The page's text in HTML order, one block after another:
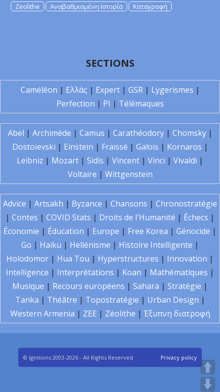
Zeolithe
Αναβαθμισμένη Ιστορία Καταγραφή
SECTIONS
Caméléon | Ελλάς | Expert| GSR| Lygerismes |
Perfection | PI | Télémaques
Abel | Archimède | Camus | Carathéodory| Chomsky|
Dostoïevski | Einstein | Fraïssé | Galois | Kornaros |
Leibniz | Mozart | Sidis | Vincent | Vinci | Vivaldi |
Voltaire | Wittgenstein
Advice | Artsakh | Byzance | Chansons | Chronostratégie
| Contes | COVID Stats | Droits de l'Humanité | Échecs |
Économie | Éducation | Europe | Free Korea | Génocide |
Go | Haïku | Hellénisme | Histoire Intelligente |
Holodomor | Hua Tou | Hyperstructures | Innovation |
Intelligence | Interprétations | Koan | Mathématiques |
Musique | Recours européens | Sahara | Stratégie |
Tanka | Théâtre | Topostratégie | Urban Design |
Western Armenia | ZEE | Zéolithe | Έξυπνη διατροφή
© Ignitions 2003-2026 - All Rights Reserved Privacy policy